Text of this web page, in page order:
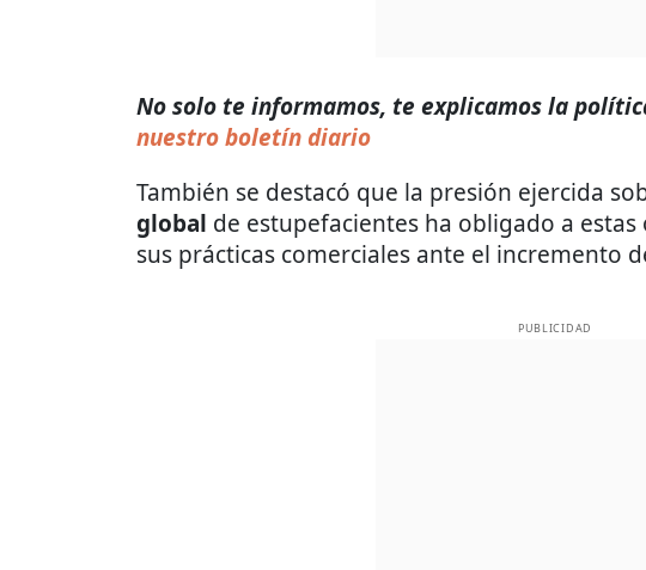
No solo te informamos, te explicamos la
nuestro boletín diario
También se destacó que la presión ejercida
global de estupefacientes ha obligado a estas
sus prácticas comerciales ante el incremento
PUBLICIDAD